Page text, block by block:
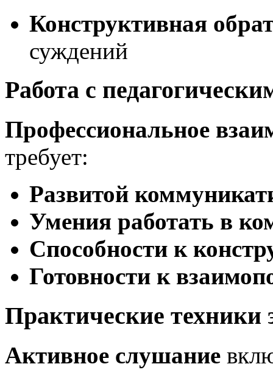
Конструктивная
суждений
Работа с
Профессиональное
требует:
Развитой
Умения работать в
Способности к
Готовности к
Практические
Активное слушание